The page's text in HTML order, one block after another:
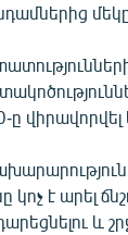
ը վիրավորվել
կոչ է արել
և